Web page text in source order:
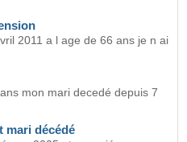
2011 a l age de 66 ans je n ai
mon mari decedé depuis 7
mari décédé